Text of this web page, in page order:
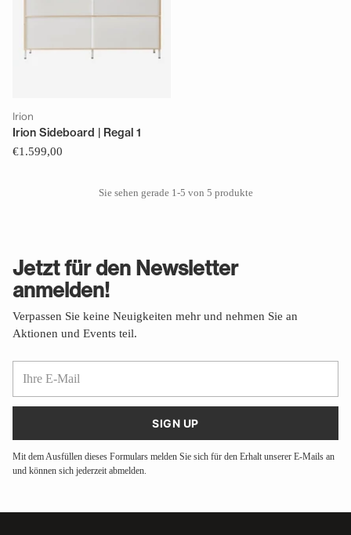
Irion
Irion Sideboard | Regal 1
€1.599,00
Sie sehen gerade 1-5 von 5 produkte
Jetzt für den Newsletter
anmelden!
Verpassen Sie keine Neuigkeiten mehr und nehmen Sie an
Aktionen und Events teil.
SIGN UP
Mit dem Ausfüllen dieses Formulars melden Sie sich für den Erhalt unserer E-Mails an
und können sich jederzeit abmelden.